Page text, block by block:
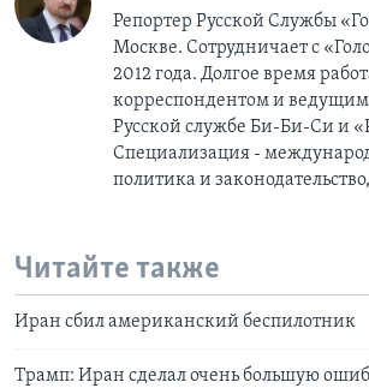
Репортер Русской Службы
Москве. Сотрудничает с
2012 года. Долгое время
корреспондентом и
Русской службе Би-Би-Си и
Специализация -
политика и
Читайте также
Иран сбил американский беспилотник
Трамп: Иран сделал очень большую